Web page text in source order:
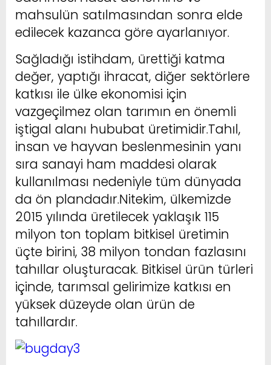
mahsulün satılmasından sonra elde
edilecek kazanca göre ayarlanıyor.
Sağladığı istihdam, ürettiği katma
değer, yaptığı ihracat, diğer sektörlere
katkısı ile ülke ekonomisi için
vazgeçilmez olan tarımın en önemli
iştigal alanı hububat üretimidir.Tahıl,
insan ve hayvan beslenmesinin yanı
sıra sanayi ham maddesi olarak
kullanılması nedeniyle tüm dünyada
da ön plandadır.Nitekim, ülkemizde
2015 yılında üretilecek yaklaşık 115
milyon ton toplam bitkisel üretimin
üçte birini, 38 milyon tondan fazlasını
tahıllar oluşturacak. Bitkisel ürün türleri
içinde, tarımsal gelirimize katkısı en
yüksek düzeyde olan ürün de
tahıllardır.